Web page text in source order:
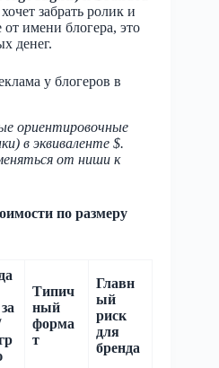
забрать ролик и
от имени блогера, это
денег.
у блогеров в
ориентировочные
в эквиваленте $.
от ниши к
по размеру
Типич
ный
форма
т
Главн
ый
риск
для
бренда